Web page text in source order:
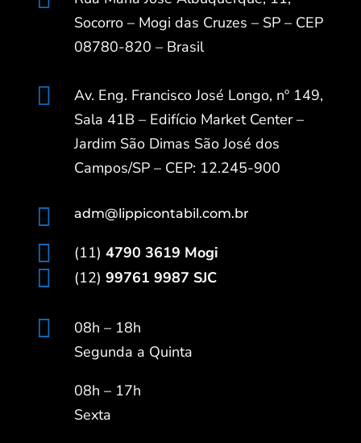
Socorro – Mogi das Cruzes – SP – CEP
08780-820 – Brasil

Av. Eng. Francisco José Longo, nº 149,
Sala 41B – Edifício Market Center –
Jardim São Dimas São José dos
Campos/SP – CEP: 12.245-900
 adm@lippicontabil.com.br
 (11) 4790 3619 Mogi
 (12) 99761 9987 SJC

08h – 18h
Segunda a Quinta
08h – 17h
Sexta